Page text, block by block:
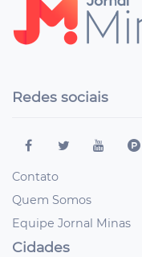
Redes sociais
Contato
Quem Somos
Equipe Jornal Minas
Cidades